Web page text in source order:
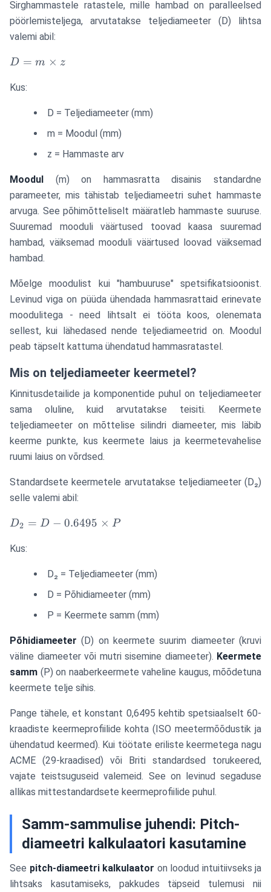
Sirghammastele ratastele, mille hambad on paralleelsed
pöörlemisteljega, arvutatakse teljediameeter (D) lihtsa
valemi abil:
D =
\times
D = m × z
Kus:
D = Teljediameeter (mm)
m = Moodul (mm)
z = Hammaste arv
Moodul (m) on hammasratta disainis standardne
parameeter, mis tähistab teljediameetri suhet hammaste
arvuga. See põhimõtteliselt määratleb hammaste suuruse.
Suuremad mooduli väärtused toovad kaasa suuremad
hambad, väiksemad mooduli väärtused loovad väiksemad
hambad.
Mõelge moodulist kui "hambuuruse" spetsifikatsioonist.
Levinud viga on püüda ühendada hammasrattaid erinevate
moodulitega - need lihtsalt ei tööta koos, olenemata
sellest, kui lähedased nende teljediameetrid on. Moodul
peab täpselt kattuma ühendatud hammasratastel.
Mis on teljediameeter keermetel?
Kinnitusdetailide ja komponentide puhul on teljediameeter
sama oluline, kuid arvutatakse teisiti. Keermete
teljediameeter on mõttelise silindri diameeter, mis läbib
keerme punkte, kus keermete laius ja keermetevahelise
ruumi laius on võrdsed.
Standardsete keermetele arvutatakse teljediameeter (D₂)
selle valemi abil:
D_2 =
0.6495
D2 = D − 0.6495 × P
Kus:
D₂ = Teljediameeter (mm)
D = Põhidiameeter (mm)
P = Keermete samm (mm)
Põhidiameeter (D) on keermete suurim diameeter (kruvi
väline diameeter või mutri sisemine diameeter). Keermete
samm (P) on naaberkeermete vaheline kaugus, mõõdetuna
keermete telje sihis.
Pange tähele, et konstant 0,6495 kehtib spetsiaalselt 60-
kraadiste keermeprofiilide kohta (ISO meetermõõdustik ja
ühendatud keermed). Kui töötate eriliste keermetega nagu
ACME (29-kraadised) või Briti standardsed torukeered,
vajate teistsuguseid valemeid. See on levinud segaduse
allikas mittestandardsete keermeprofiilide puhul.
Samm-sammulise juhendi: Pitch-
diameetri kalkulaatori kasutamine
See pitch-diameetri kalkulaator on loodud intuitiivseks ja
lihtsaks kasutamiseks, pakkudes täpseid tulemusi nii